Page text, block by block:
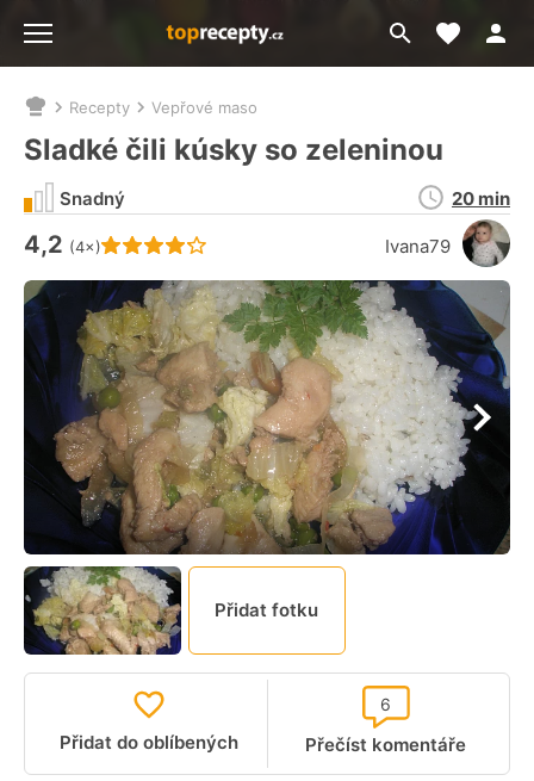
Přejít
na
Moje
Nacházíte
se
zde:
Recepty Vepřové maso
Sladké čili kúsky so zeleninou
Hodnocení receptu je
4,2 (4×) Ivana79
Snadný
Doba
přípravy
20 min
Přidat fotku
Přidat do oblíbených Přečíst komentáře
6